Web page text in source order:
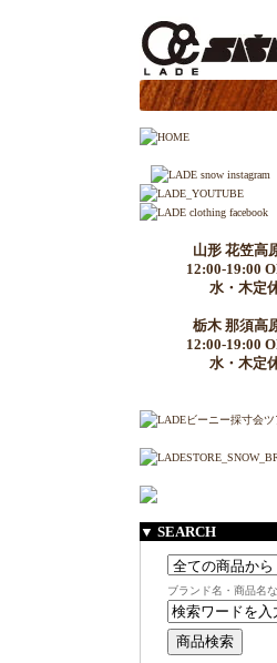
山形 花笠高
12:00-19:00
水・木定
栃木 那須高
12:00-19:00
水・木定
▼ SEARCH
ブランド名・商品名